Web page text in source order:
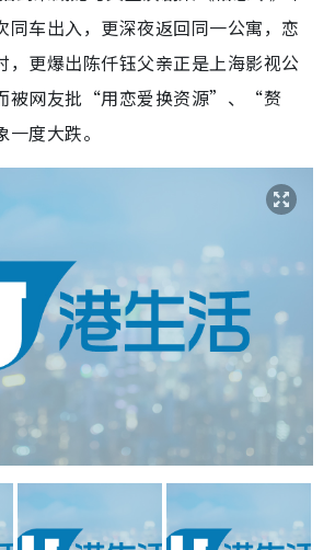
同车出入，更深夜返回同一公寓，恋
，更爆出陈仟钰父亲正是上海影视公
被网友批“用恋爱换资源”、“赘
度大跌。